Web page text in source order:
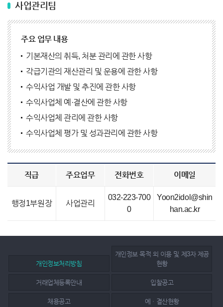
사업관리팀
주요 업무 내용
기본재산의 취득, 처분 관리에 관한 사항
각급기관의 재산관리 및 운용에 관한 사항
수익사업 개발 및 추진에 관한 사항
수익사업체 예·결산에 관한 사항
수익사업체 관리에 관한 사항
수익사업체 평가 및 성과관리에 관한 사항
직급 주요업무 전화번호 이메일
행정1부원장 사업관리
032-223-700
0
Yoon2idol@shin
han.ac.kr
개인정보처리방침
개인정보 목적 외 이용 및 제3자 제공
현황
거래업체등록안내 입찰공고
채용공고 예ㆍ결산현황